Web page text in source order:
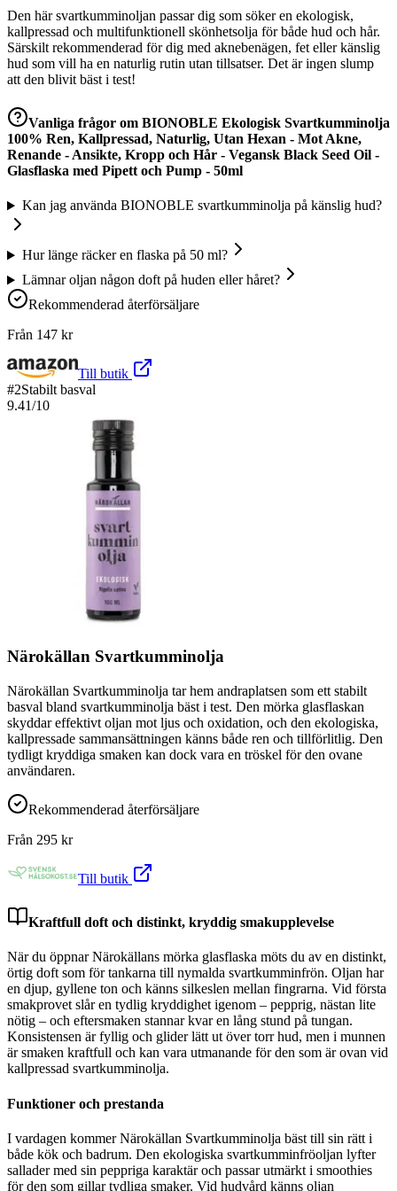
Den här svartkumminoljan passar dig som söker en ekologisk,
kallpressad och multifunktionell skönhetsolja för både hud och hår.
Särskilt rekommenderad för dig med aknebenägen, fet eller känslig
hud som vill ha en naturlig rutin utan tillsatser. Det är ingen slump
att den blivit bäst i test!
Vanliga frågor om BIONOBLE Ekologisk Svartkumminolja
100% Ren, Kallpressad, Naturlig, Utan Hexan - Mot Akne,
Renande - Ansikte, Kropp och Hår - Vegansk Black Seed Oil -
Glasflaska med Pipett och Pump - 50ml
Kan jag använda BIONOBLE svartkumminolja på känslig hud?
Hur länge räcker en flaska på 50 ml?
Lämnar oljan någon doft på huden eller håret?
Rekommenderad återförsäljare
Från 147 kr
Till butik
#2Stabilt basval
9.41/10
Närokällan Svartkumminolja
Närokällan Svartkumminolja tar hem andraplatsen som ett stabilt
basval bland svartkumminolja bäst i test. Den mörka glasflaskan
skyddar effektivt oljan mot ljus och oxidation, och den ekologiska,
kallpressade sammansättningen känns både ren och tillförlitlig. Den
tydligt kryddiga smaken kan dock vara en tröskel för den ovane
användaren.
Rekommenderad återförsäljare
Från 295 kr
Till butik
Kraftfull doft och distinkt, kryddig smakupplevelse
När du öppnar Närokällans mörka glasflaska möts du av en distinkt,
örtig doft som för tankarna till nymalda svartkumminfrön. Oljan har
en djup, gyllene ton och känns silkeslen mellan fingrarna. Vid första
smakprovet slår en tydlig kryddighet igenom – pepprig, nästan lite
nötig – och eftersmaken stannar kvar en lång stund på tungan.
Konsistensen är fyllig och glider lätt ut över torr hud, men i munnen
är smaken kraftfull och kan vara utmanande för den som är ovan vid
kallpressad svartkumminolja.
Funktioner och prestanda
I vardagen kommer Närokällan Svartkumminolja bäst till sin rätt i
både kök och badrum. Den ekologiska svartkumminfröoljan lyfter
sallader med sin peppriga karaktär och passar utmärkt i smoothies
för den som gillar tydliga smaker. Vid hudvård känns oljan